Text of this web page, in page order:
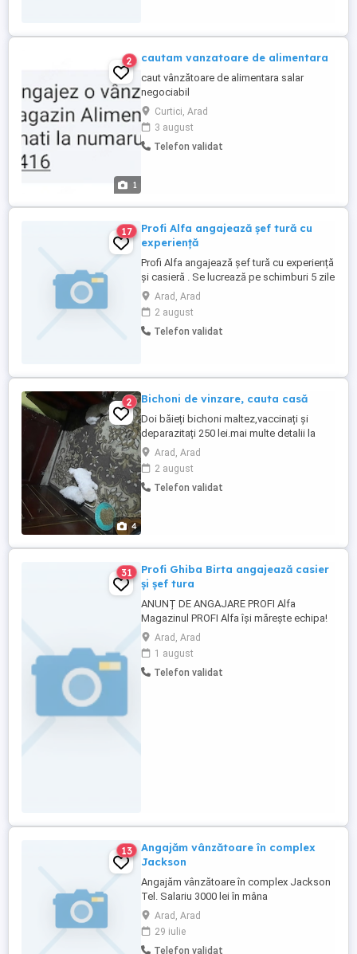
1
2 cautam vanzatoare de alimentara
caut vânzătoare de alimentara salar
negociabil
Curtici, Arad
3 august
Telefon validat
17
Profi Alfa angajează șef tură cu
experiență
Profi Alfa angajează șef tură cu experiență
și casieră . Se lucrează pe schimburi 5 zile
pe săptămâna cu 2 zile libere Mai multe
detalii la numărul de telefon
Arad, Arad
2 august
Telefon validat
4
2 Bichoni de vinzare, cauta casă
Doi băieți bichoni maltez,vaccinați și
deparazitați 250 lei.mai multe detalii la
telefon.
Arad, Arad
2 august
Telefon validat
31
Profi Ghiba Birta angajează casier
și șef tura
ANUNȚ DE ANGAJARE PROFI Alfa
Magazinul PROFI Alfa își mărește echipa!
Căutăm persoane serioase, dinamice și
motivate pentru posturile de: ȘEF DE
TURĂ Oferim: Mediu de lucru plăcut și
stabil Pachet salarial motivant Posibilități
Arad, Arad
1 august
Telefon validat
13
Angajăm vânzătoare în complex
Jackson
Angajăm vânzătoare în complex Jackson
Tel. Salariu 3000 lei în mâna
Arad, Arad
29 iulie
Telefon validat